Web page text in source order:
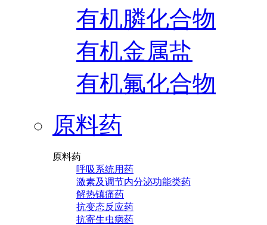
有机膦化合物
有机金属盐
有机氟化合物
原料药
原料药
呼吸系统用药
激素及调节内分泌功能类药
解热镇痛药
抗变态反应药
抗寄生虫病药